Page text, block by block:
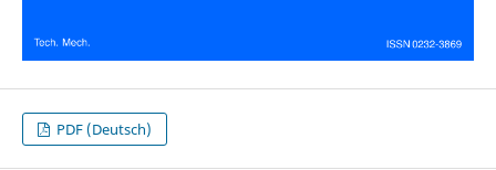
PDF (Deutsch)